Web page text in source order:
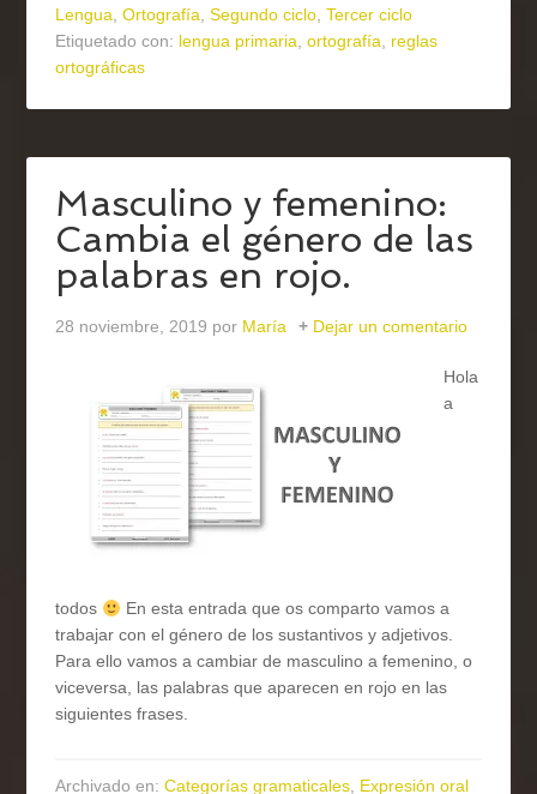
Lengua,Ortografía,Segundo ciclo,Tercer ciclo
Etiquetado con: lengua primaria,ortografía, reglas
ortográficas
Masculino y femenino:
Cambia el género de las
palabras en rojo.
28 noviembre, 2019 por María Dejar un comentario
Hola
a
todos
En esta entrada que os comparto vamos a
trabajar con el género de los sustantivos y adjetivos.
Para ello vamos a cambiar de masculino a femenino, o
viceversa, las palabras que aparecen en rojo en las
siguientes frases.
Archivado en:Categorías gramaticales, Expresión oral